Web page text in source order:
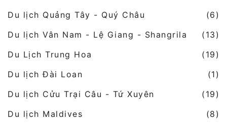
Du lịch Quảng Tây - Quý Châu
(6)
Du lịch Vân Nam - Lệ Giang - Shangrila
(13)
Du Lịch Trung Hoa
(19)
Du lịch Đài Loan
(1)
Du lịch Cửu Trại Câu - Tứ Xuyên
(19)
Du lịch Maldives
(8)